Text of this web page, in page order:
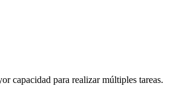
capacidad para realizar múltiples tareas.